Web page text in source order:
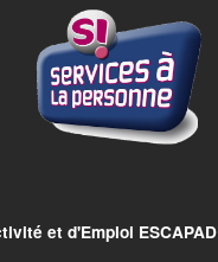
et d'Emploi ESCAPAD